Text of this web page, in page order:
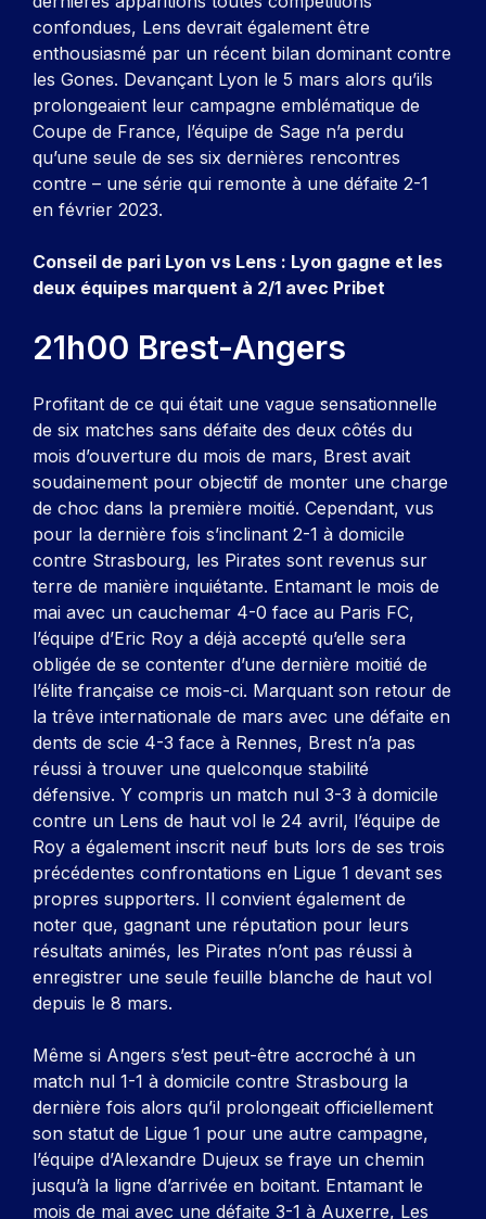
confondues, Lens devrait également être
enthousiasmé par un récent bilan dominant contre
les Gones. Devançant Lyon le 5 mars alors qu’ils
prolongeaient leur campagne emblématique de
Coupe de France, l’équipe de Sage n’a perdu
qu’une seule de ses six dernières rencontres
contre – une série qui remonte à une défaite 2-1
en février 2023.
Conseil de pari Lyon vs Lens : Lyon gagne et les
deux équipes marquent à 2/1 avec Pribet
21h00 Brest-Angers
Profitant de ce qui était une vague sensationnelle
de six matches sans défaite des deux côtés du
mois d’ouverture du mois de mars, Brest avait
soudainement pour objectif de monter une charge
de choc dans la première moitié. Cependant, vus
pour la dernière fois s’inclinant 2-1 à domicile
contre Strasbourg, les Pirates sont revenus sur
terre de manière inquiétante. Entamant le mois de
mai avec un cauchemar 4-0 face au Paris FC,
l’équipe d’Eric Roy a déjà accepté qu’elle sera
obligée de se contenter d’une dernière moitié de
l’élite française ce mois-ci. Marquant son retour de
la trêve internationale de mars avec une défaite en
dents de scie 4-3 face à Rennes, Brest n’a pas
réussi à trouver une quelconque stabilité
défensive. Y compris un match nul 3-3 à domicile
contre un Lens de haut vol le 24 avril, l’équipe de
Roy a également inscrit neuf buts lors de ses trois
précédentes confrontations en Ligue 1 devant ses
propres supporters. Il convient également de
noter que, gagnant une réputation pour leurs
résultats animés, les Pirates n’ont pas réussi à
enregistrer une seule feuille blanche de haut vol
depuis le 8 mars.
Même si Angers s’est peut-être accroché à un
match nul 1-1 à domicile contre Strasbourg la
dernière fois alors qu’il prolongeait officiellement
son statut de Ligue 1 pour une autre campagne,
l’équipe d’Alexandre Dujeux se fraye un chemin
jusqu’à la ligne d’arrivée en boitant. Entamant le
mois de mai avec une défaite 3-1 à Auxerre, Les